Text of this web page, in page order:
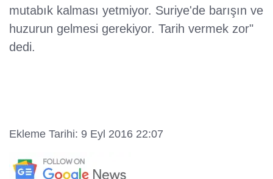
mutabık kalması yetmiyor. Suriye'de barışın ve
huzurun gelmesi gerekiyor. Tarih vermek zor"
dedi.
Ekleme Tarihi: 9 Eyl 2016 22:07